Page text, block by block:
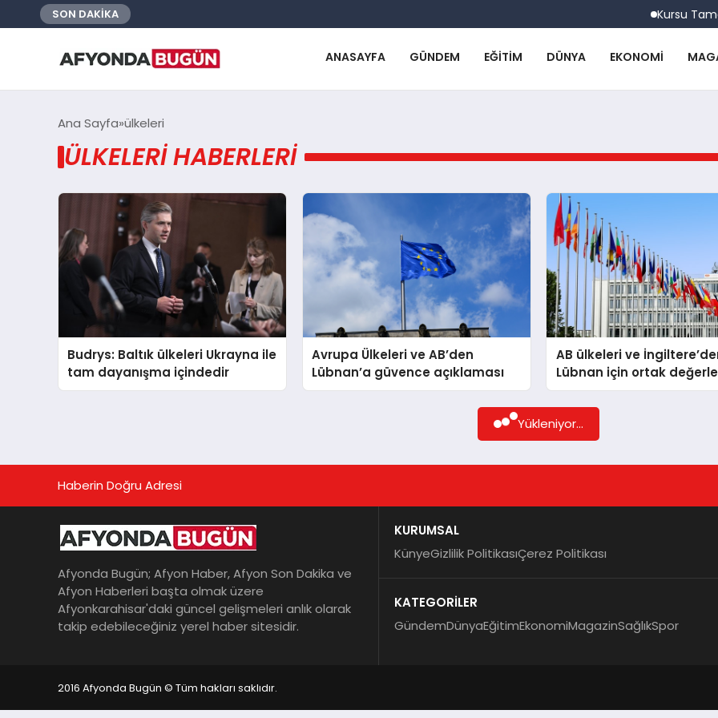
SON DAKİKA Kursu
ANASAYFA GÜNDEM EĞITIM DÜNYA EKONOMI
Ana Sayfa ülkeleri
ÜLKELERI HABERLERI
Budrys: Baltık ülkeleri Ukrayna ile
tam dayanışma içindedir
Avrupa Ülkeleri ve AB’den
Lübnan’a güvence açıklaması
AB ülkeleri ve
Lübnan için ortak
Yükleniyor...
Haberin Doğru Adresi
Afyonda Bugün; Afyon Haber, Afyon Son Dakika ve
Afyon Haberleri başta olmak üzere
Afyonkarahisar'daki güncel gelişmeleri anlık olarak
takip edebileceğiniz yerel haber sitesidir.
KURUMSAL
KünyeGizlilik PolitikasıÇerez Politikası
KATEGORİLER
GündemDünyaEğitimEkonomiMagazinSağlıkSpor
2016 Afyonda Bugün © Tüm hakları saklıdır.